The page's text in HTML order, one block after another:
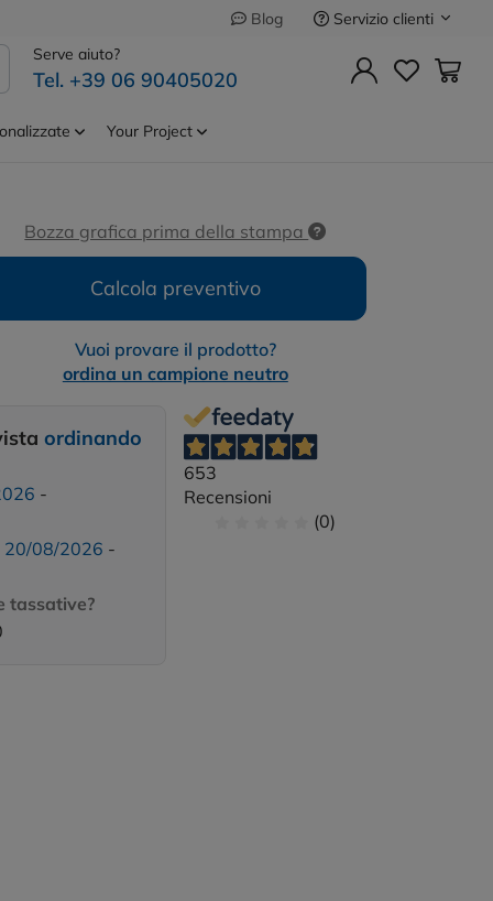
Blog
Servizio clienti
Serve aiuto?
Tel. +39 06 90405020
Your Project
Precedente Successivo
15W 3 in 1
P308.53
Bozza grafica prima della stampa
Calcola preventivo
Vuoi provare il prodotto?
ordina un campione neutro
ordinando
-
20/08/2026 -
tassative?
653
Recensioni
(0)